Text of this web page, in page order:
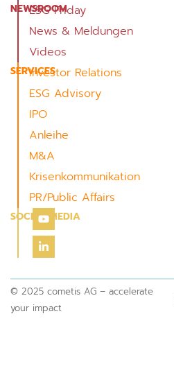
NEWSROOM
ESG Friday
News & Meldungen
Videos
SERVICES
Investor Relations
ESG Advisory
IPO
Anleihe
M&A
Krisenkommunikation
PR/Public Affairs
SOCIAL MEDIA
© 2025 cometis AG – accelerate
your impact